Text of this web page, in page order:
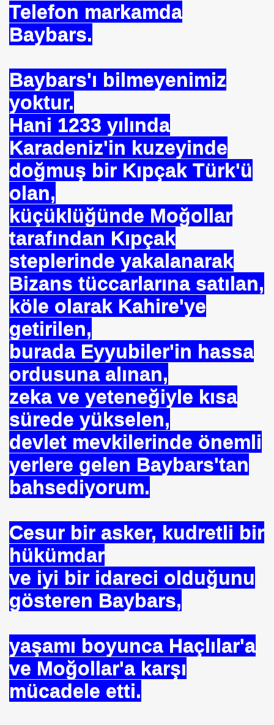
Telefon markamda
Baybars.
Baybars'ı bilmeyenimiz
yoktur.
Hani 1233 yılında
Karadeniz'in kuzeyinde
doğmuş bir Kıpçak Türk'ü
olan,
küçüklüğünde Moğollar
tarafından Kıpçak
steplerinde yakalanarak
Bizans tüccarlarına satılan,
köle olarak Kahire'ye
getirilen,
burada Eyyubiler'in hassa
ordusuna alınan,
zeka ve yeteneğiyle kısa
sürede yükselen,
devlet mevkilerinde önemli
yerlere gelen Baybars'tan
bahsediyorum.
Cesur bir asker, kudretli bir
hükümdar
ve iyi bir idareci olduğunu
gösteren Baybars,
yaşamı boyunca Haçlılar'a
ve Moğollar'a karşı
mücadele etti.
İBNİ RÜŞD
VAKFI
?
ARINÇ
İle
ÇELİK
DİNÇER